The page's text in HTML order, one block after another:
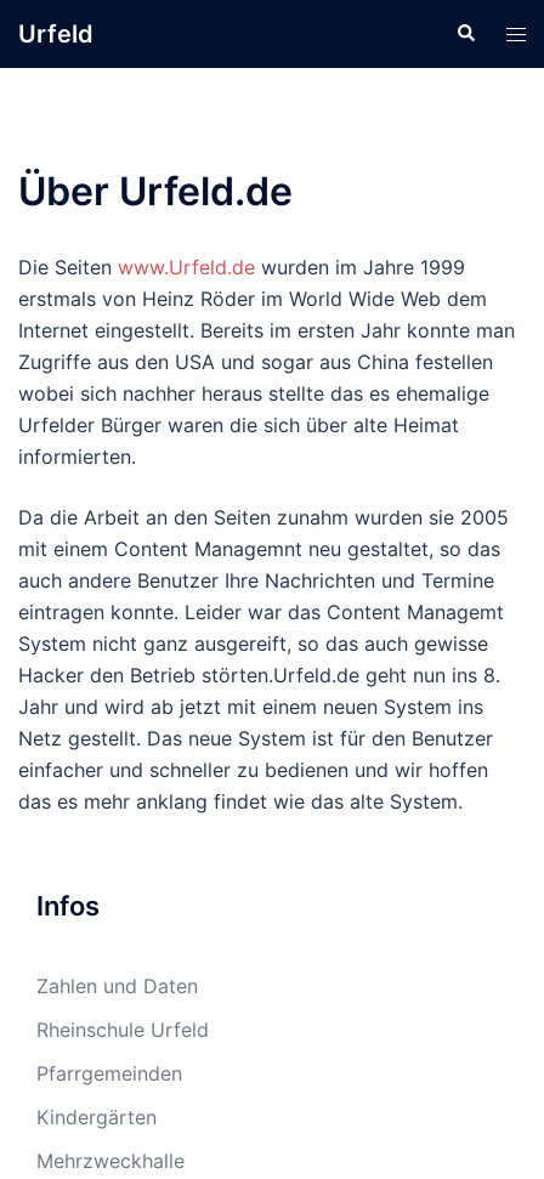
InhaltUrfeld Suche
Über Urfeld.de
Die Seiten www.Urfeld.de wurden im Jahre 1999
erstmals von Heinz Röder im World Wide Web dem
Internet eingestellt. Bereits im ersten Jahr konnte man
Zugriffe aus den USA und sogar aus China festellen
wobei sich nachher heraus stellte das es ehemalige
Urfelder Bürger waren die sich über alte Heimat
informierten.
Da die Arbeit an den Seiten zunahm wurden sie 2005
mit einem Content Managemnt neu gestaltet, so das
auch andere Benutzer Ihre Nachrichten und Termine
eintragen konnte. Leider war das Content Managemt
System nicht ganz ausgereift, so das auch gewisse
Hacker den Betrieb störten.Urfeld.de geht nun ins 8.
Jahr und wird ab jetzt mit einem neuen System ins
Netz gestellt. Das neue System ist für den Benutzer
einfacher und schneller zu bedienen und wir hoffen
das es mehr anklang findet wie das alte System.
Infos
Zahlen und Daten
Rheinschule Urfeld
Pfarrgemeinden
Kindergärten
Mehrzweckhalle